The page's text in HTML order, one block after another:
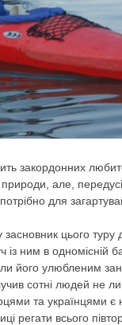
закордонних
але,
для
цього туру
із ним в одномісній
його улюбленим
сотні людей не
та українцями є
регати всього